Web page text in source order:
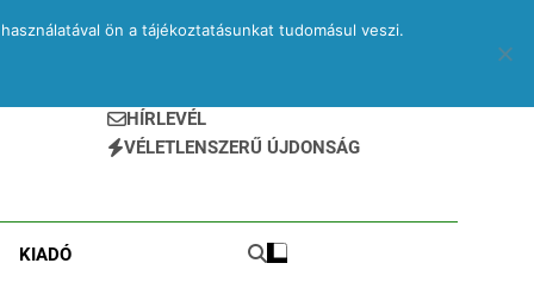
HÍRLEVÉL
VÉLETLENSZERŰ ÚJDONSÁG
KIADÓ
ön a tájékoztatásunkat tudomásul veszi.